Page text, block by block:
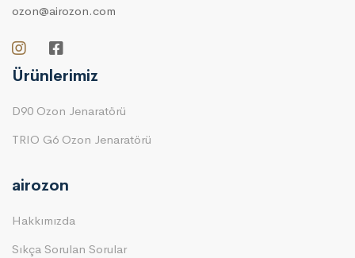
ozon@airozon.com
Ürünlerimiz
D90 Ozon Jenaratörü
TRIO G6 Ozon Jenaratörü
airozon
Hakkımızda
Sıkça Sorulan Sorular